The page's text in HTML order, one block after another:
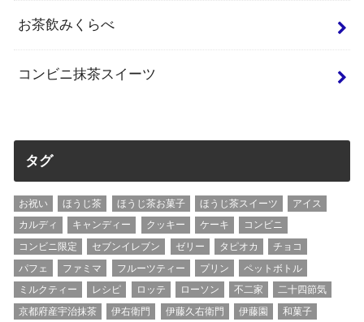
お茶飲みくらべ
コンビニ抹茶スイーツ
タグ
お祝い ほうじ茶 ほうじ茶お菓子 ほうじ茶スイーツ
アイス
カルディ
キャンディー クッキー ケーキ
コンビニ
コンビニ限定
セブンイレブン ゼリー タピオカ
チョコ
パフェ
ファミマ フルーツティー プリン
ペットボトル
ミルクティー
レシピ ロッテ ローソン 不二家
二十四節気
京都府産宇治抹茶
伊右衛門 伊藤久右衛門 伊藤園 和菓子